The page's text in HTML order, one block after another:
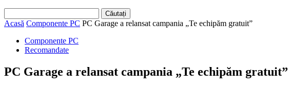
Acasă Componente PC PC Garage a relansat campania „Te echipăm gratuit”
Componente PC
Recomandate
PC Garage a relansat campania „Te echipăm gratuit”